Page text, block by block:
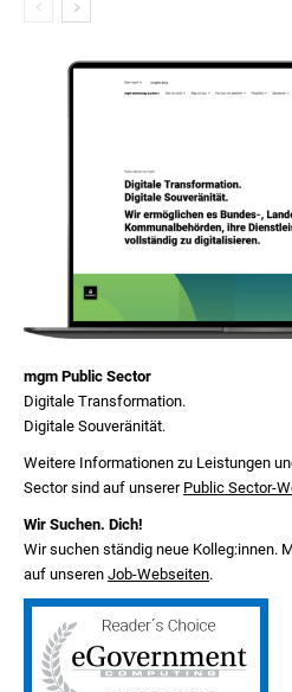
mgm Public Sector
Digitale Transformation.
Digitale Souveränität.
Weitere Informationen zu Leistungen
Sector sind auf unserer Public Sector-
Wir Suchen. Dich!
Wir suchen ständig neue Kolleg:innen.
auf unseren Job-Webseiten.